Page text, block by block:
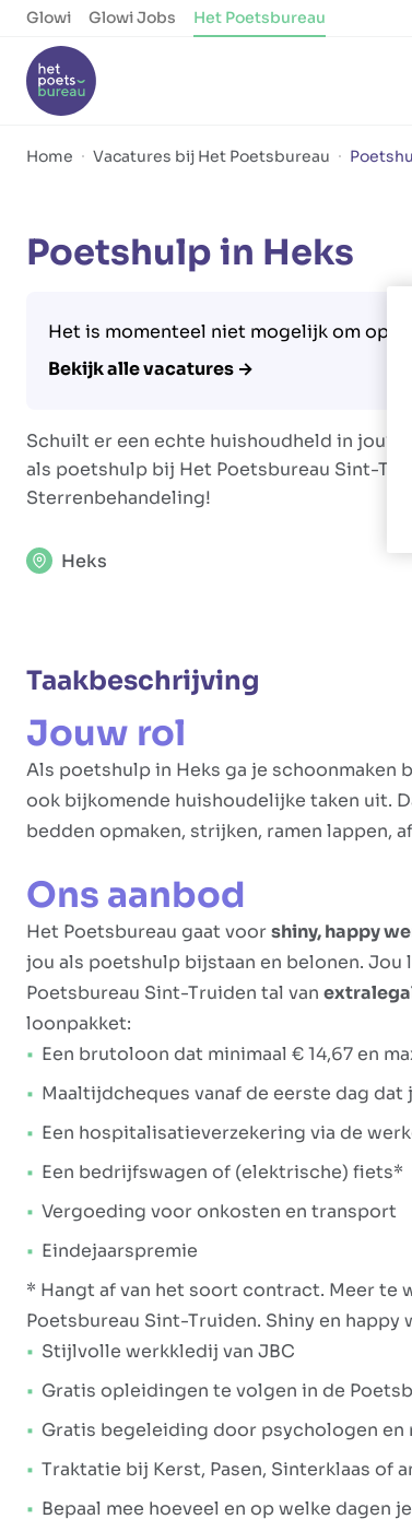
Glowi Glowi Jobs Het Poetsbureau
Home Vacatures bij Het Poetsbureau
Poetshulp in Heks
Het is momenteel niet mogelijk om op
Bekijk alle vacatures →
Schuilt er een echte huishoudheld in jou?
als poetshulp bij Het Poetsbureau Sint-
Sterrenbehandeling!
Heks
Taakbeschrijving
Jouw rol
Als poetshulp in Heks ga je schoonmaken
ook bijkomende huishoudelijke taken uit.
bedden opmaken, strijken, ramen lappen,
Ons aanbod
Het Poetsbureau gaat voorshiny, happy
jou als poetshulp bijstaan en belonen.
Poetsbureau Sint-Truiden tal van
loonpakket:
Een brutoloon dat minimaal € 14,67 en
Maaltijdcheques vanaf de eerste dag dat
Een hospitalisatieverzekering via de
Een bedrijfswagen of (elektrische) fiets*
Vergoeding voor onkosten en transport
Eindejaarspremie
* Hangt af van het soort contract. Meer te
Poetsbureau Sint-Truiden. Shiny en happy
Stijlvolle werkkledij van JBC
Gratis opleidingen te volgen in de
Gratis begeleiding door psychologen
Traktatie bij Kerst, Pasen, Sinterklaas of
Bepaal mee hoeveel en op welke dagen